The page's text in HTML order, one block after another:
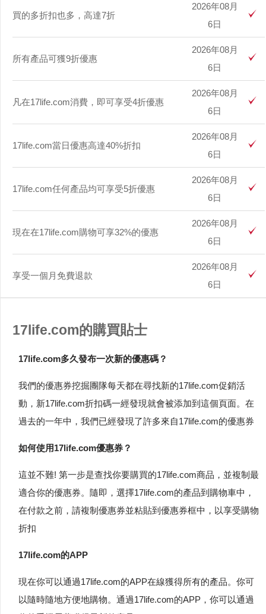
買的多折扣也多，高達7折
2026年08月
6日
所有產品可獲9折優惠
2026年08月
6日
凡在17life.com消費，即可享受4折優惠
2026年08月
6日
17life.com當日優惠高達40%折扣
2026年08月
6日
17life.com任何產品均可享受5折優惠
2026年08月
6日
現在在17life.com購物可享32%的優惠
2026年08月
6日
享受一個月免費退款
2026年08月
6日
17life.com的購買貼士
17life.com多久發布一次新的優惠碼？
我們的優惠券挖掘團隊每天都在尋找新的17life.com促銷活
動，新17life.com折扣碼一經發現就會被添加到這個頁面。在
過去的一年中，我們已經發現了許多來自17life.com的優惠券
如何使用17life.com優惠券？
這並不難! 第一步是查找你要購買的17life.com商品，並複制最
適合你的優惠券。隨即，選擇17life.com的產品到購物車中，
在付款之前，請複制優惠券並粘貼到優惠券框中，以享受購物
折扣
17life.com的APP
現在你可以通過17life.com的APP在線獲得所有的產品。你可
以隨時隨地方便地購物。通過17life.com的APP，你可以通過